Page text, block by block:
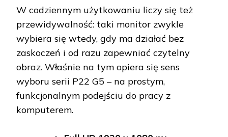
W codziennym użytkowaniu liczy się też
przewidywalność: taki monitor zwykle
wybiera się wtedy, gdy ma działać bez
zaskoczeń i od razu zapewniać czytelny
obraz. Właśnie na tym opiera się sens
wyboru serii P22 G5 – na prostym,
funkcjonalnym podejściu do pracy z
komputerem.